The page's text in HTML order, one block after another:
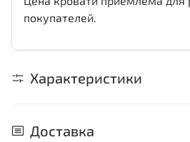
покупателей.
Характеристики
Доставка